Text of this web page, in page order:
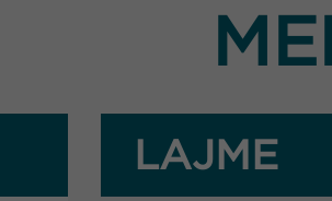
LAJME